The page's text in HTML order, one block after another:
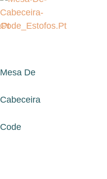
Mesa De
Cabeceira
Code